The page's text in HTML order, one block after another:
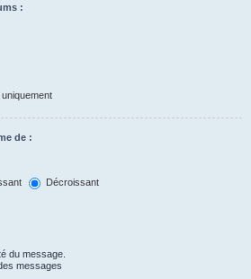
:
de :
Décroissant
du message.
messages